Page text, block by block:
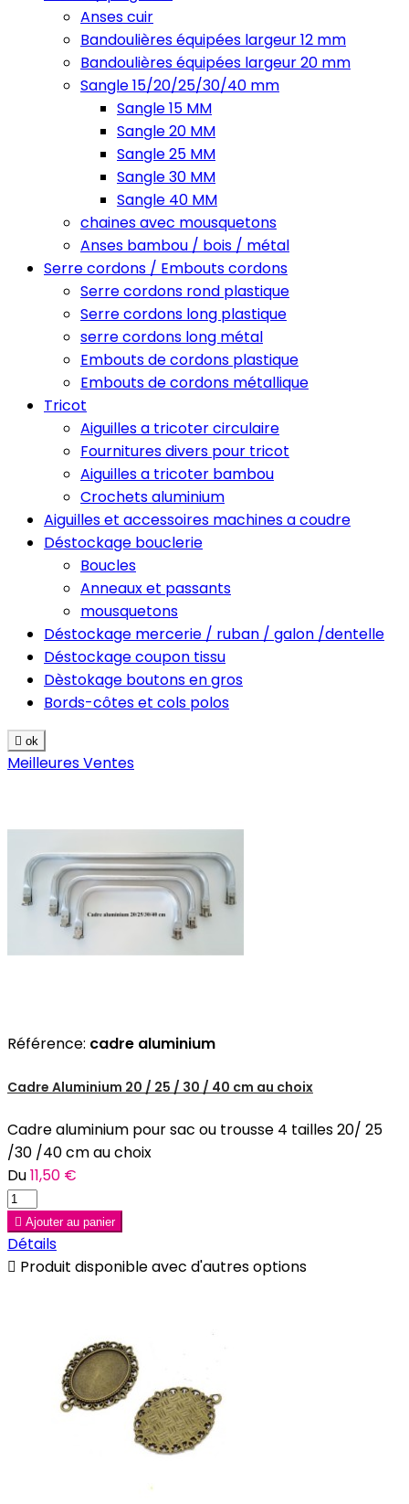
Anses cuir
Bandoulières équipées largeur 12 mm
Bandoulières équipées largeur 20 mm
Sangle 15/20/25/30/40 mm
Sangle 15 MM
Sangle 20 MM
Sangle 25 MM
Sangle 30 MM
Sangle 40 MM
chaines avec mousquetons
Anses bambou / bois / métal
Serre cordons / Embouts cordons
Serre cordons rond plastique
Serre cordons long plastique
serre cordons long métal
Embouts de cordons plastique
Embouts de cordons métallique
Tricot
Aiguilles a tricoter circulaire
Fournitures divers pour tricot
Aiguilles a tricoter bambou
Crochets aluminium
Aiguilles et accessoires machines a coudre
Déstockage bouclerie
Boucles
Anneaux et passants
mousquetons
Déstockage mercerie / ruban / galon /dentelle
Déstockage coupon tissu
Dèstokage boutons en gros
Bords-côtes et cols polos
 ok
Meilleures Ventes
Référence: cadre aluminium
Cadre Aluminium 20 / 25 / 30 / 40 cm au choix
Cadre aluminium pour sac ou trousse 4 tailles 20/ 25
/30 /40 cm au choix
Du11,50 €
 Ajouter au panier
Détails
 Produit disponible avec d'autres options